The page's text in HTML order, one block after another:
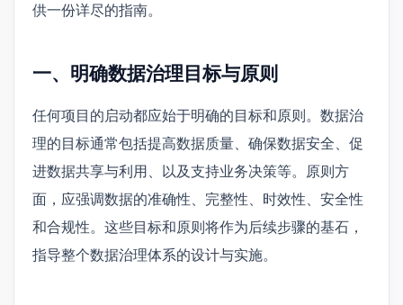
供一份详尽的指南。
一、明确数据治理目标与原则
任何项目的启动都应始于明确的目标和原则。数据治
理的目标通常包括提高数据质量、确保数据安全、促
进数据共享与利用、以及支持业务决策等。原则方
面，应强调数据的准确性、完整性、时效性、安全性
和合规性。这些目标和原则将作为后续步骤的基石，
指导整个数据治理体系的设计与实施。